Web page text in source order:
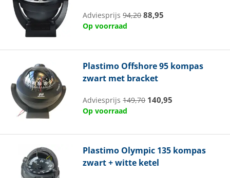
Adviesprijs94,20 88,95
Op voorraad
Plastimo Offshore 95 kompas
zwart met bracket
Adviesprijs149,70 140,95
Op voorraad
Plastimo Olympic 135 kompas
zwart + witte ketel